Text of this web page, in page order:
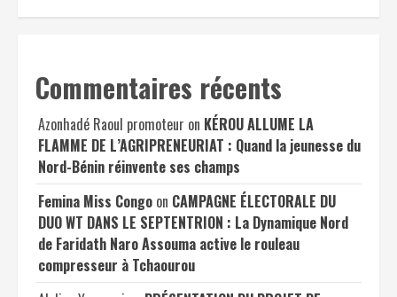
Commentaires récents
Azonhadé Raoul promoteur on KÉROU ALLUME LA
FLAMME DE L’AGRIPRENEURIAT : Quand la jeunesse du
Nord-Bénin réinvente ses champs
Femina Miss Congo on CAMPAGNE ÉLECTORALE DU
DUO WT DANS LE SEPTENTRION : La Dynamique Nord
de Faridath Naro Assouma active le rouleau
compresseur à Tchaourou